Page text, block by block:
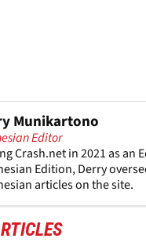
Munikartono
Editor
Crash.net in 2021 as an
Edition, Derry
articles on the site.